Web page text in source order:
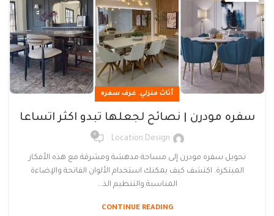
أثاث منزلي, غرف سفره
سفره مودرن | نصائح لجعلها تبدو اكثر اتساعا
Location Design
0
تحويل سفره مودرن إلى مساحة مدهشة ومشرقة مع هذه الأفكار
المبتكرة. اكتشف كيف يمكنك استخدام الألوان الفاتحة والإضاءة
المناسبة والتنظيم الذ...
CONTINUE READING